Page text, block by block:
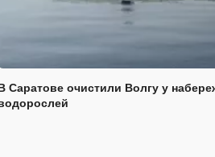
Саратове очистили Волгу у